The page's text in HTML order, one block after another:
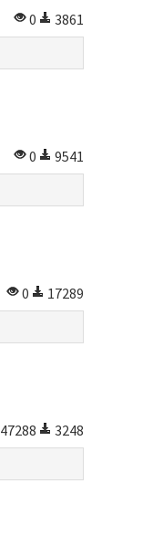
0
3861
0
9541
0
17289
47288
3248